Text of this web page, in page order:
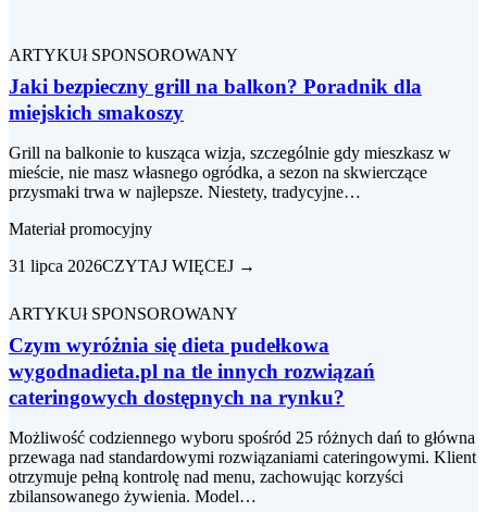
ARTYKUł SPONSOROWANY
Jaki bezpieczny grill na balkon? Poradnik dla
miejskich smakoszy
Grill na balkonie to kusząca wizja, szczególnie gdy mieszkasz w
mieście, nie masz własnego ogródka, a sezon na skwierczące
przysmaki trwa w najlepsze. Niestety, tradycyjne…
Materiał promocyjny
31 lipca 2026CZYTAJ WIĘCEJ →
ARTYKUł SPONSOROWANY
Czym wyróżnia się dieta pudełkowa
wygodnadieta.pl na tle innych rozwiązań
cateringowych dostępnych na rynku?
Możliwość codziennego wyboru spośród 25 różnych dań to główna
przewaga nad standardowymi rozwiązaniami cateringowymi. Klient
otrzymuje pełną kontrolę nad menu, zachowując korzyści
zbilansowanego żywienia. Model…